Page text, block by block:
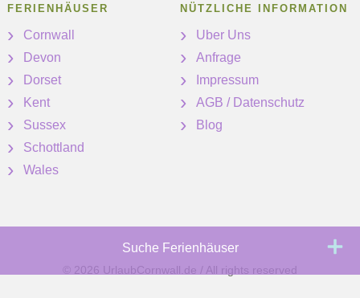
Suche Ferienhäuser
FERIENHÄUSER
Cornwall
Devon
Dorset
Kent
Sussex
Schottland
Wales
NÜTZLICHE INFORMATION
Uber Uns
Anfrage
Impressum
AGB / Datenschutz
Blog
© 2026 UrlaubCornwall.de / All rights reserved